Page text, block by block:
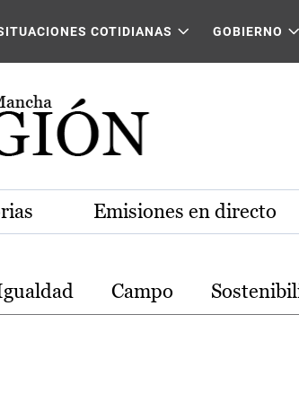
COTIDIANAS GOBIERNO
Emisiones en directo
Campo